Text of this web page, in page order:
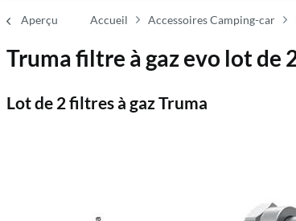
Aperçu Accueil Accessoires Camping-car
Truma filtre à gaz evo lot de
Lot de 2 filtres à gaz Truma